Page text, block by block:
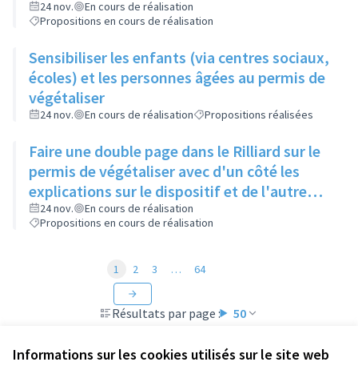
Informations sur les cookies utilisés sur le site web
et la rue de l'Industrie
24 nov.
En cours de réalisation
Propositions en cours de réalisation
Sensibiliser les enfants (via centres sociaux,
écoles) et les personnes âgées au permis de
végétaliser
24 nov. En cours de réalisation Propositions réalisées
Faire une double page dans le Rilliard sur le
permis de végétaliser avec d'un côté les
explications sur le dispositif et de l'autre
côté des exemples concrets de lieux à
investir
24 nov.
En cours de réalisation
Propositions en cours de réalisation
Résultats par page : 50
1 2 3 … 64